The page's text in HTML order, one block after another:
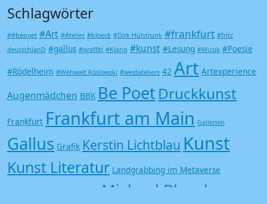
Schlagwörter
##bepoet #Art #Atelier #bloeck #Dirk Hülstrunk #frankfurt #fritz
deutschlanD #gallus #graffiti #Klang #kunst #Lesung #Musik #Poesie
#Rödelheim #Wehwalt Koslowski #westateliers 42 Art Artexperience
Augenmädchen BBK Be Poet Druckkunst
Frankfurt Frankfurt am Main Gallerien
Gallus Grafik Kerstin Lichtblau Kunst
Kunst Literatur Landgrabbing im Metaverse
Michael Bloeck